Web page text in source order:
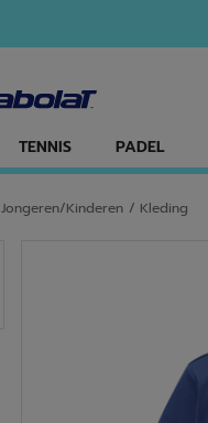
TENNIS PADEL
Jongeren/Kinderen / Kleding